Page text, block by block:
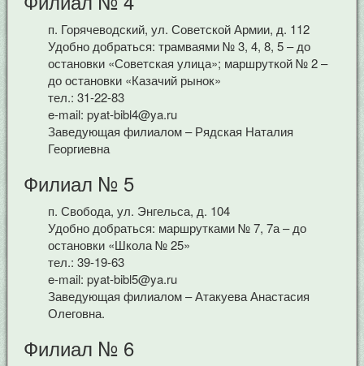
п. Горячеводский, ул. Советской Армии, д. 112
Удобно добраться: трамваями № 3, 4, 8, 5 – до
остановки «Советская улица»; маршруткой № 2 –
до остановки «Казачий рынок»
тел.: 31-22-83
e-mail: pyat-bibl4@ya.ru
Заведующая филиалом – Рядская Наталия
Георгиевна
Филиал № 5
п. Свобода, ул. Энгельса, д. 104
Удобно добраться: маршрутками № 7, 7а – до
остановки «Школа № 25»
тел.: 39-19-63
e-mail: pyat-bibl5@ya.ru
Заведующая филиалом – Атакуева Анастасия
Олеговна.
Филиал № 6